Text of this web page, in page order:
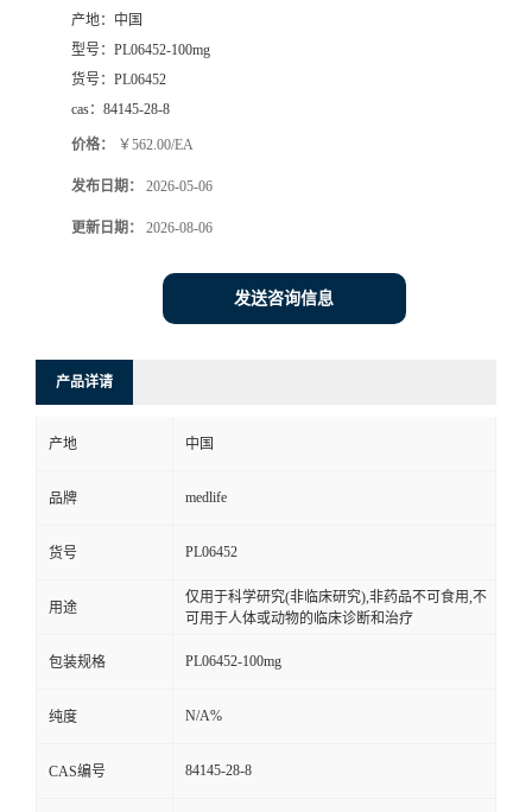
产地： 中国
型号： PL06452-100mg
货号： PL06452
cas： 84145-28-8
价格： ￥562.00/EA
发布日期： 2026-05-06
更新日期： 2026-08-06
发送咨询信息
产品详请
产地 中国
品牌 medlife
货号 PL06452
用途
仅用于科学研究(非临床研究),非药品不可食用,不
可用于人体或动物的临床诊断和治疗
包装规格 PL06452-100mg
纯度 N/A%
CAS编号 84145-28-8